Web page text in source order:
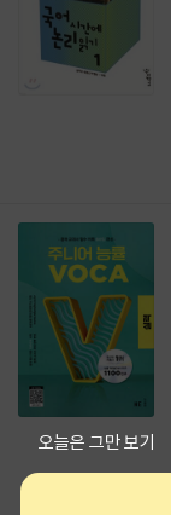
오늘은 그만 보기